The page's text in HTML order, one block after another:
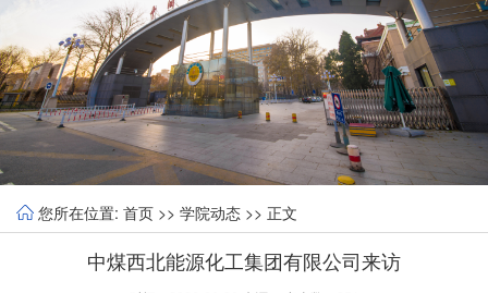
您所在位置: 首页 >> 学院动态 >> 正文
中煤西北能源化工集团有限公司来访